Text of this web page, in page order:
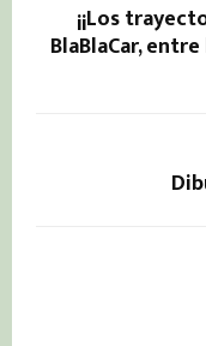
¡¡Los
BlaBlaCar,